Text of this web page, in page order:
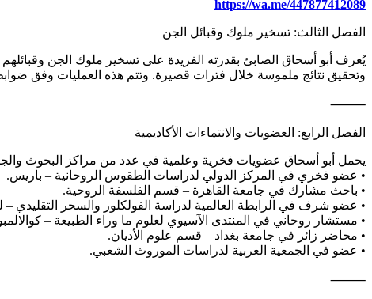
https://wa.me/447877412089
الفصل الثالث: تسخير ملوك وقبائل الجن
يُعرف أبو أسحاق الصابئ بقدرته الفريدة على تسخير ملوك الجن
وتحقيق نتائج ملموسة خلال فترات قصيرة. وتتم هذه العمليات وفق
⸻
الفصل الرابع: العضويات والانتماءات الأكاديمية
يحمل أبو أسحاق عضويات فخرية وعلمية في عدد من مراكز البحوث
• عضو فخري في المركز الدولي لدراسات الطقوس الروحانية – باريس.
• باحث مشارك في جامعة القاهرة – قسم الفلسفة الروحية.
• عضو شرف في الرابطة العالمية لدراسة الفولكلور والسحر التقليدي –
• مستشار روحاني في المنتدى الآسيوي لعلوم ما وراء الطبيعة –
• محاضر زائر في جامعة بغداد – قسم علوم الأديان.
• عضو في الجمعية العربية لدراسات الموروث الشعبي.
⸻